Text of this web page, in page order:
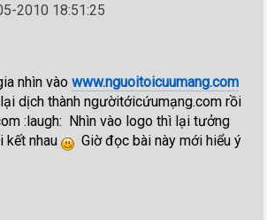
2010 18:51:25
nhìn vàowww.nguoitoicuumang.com
dịch thành ngườitớicứumạng.com rồi
:laugh: Nhìn vào logo thì lại tưởng
kết nhau
Giờ đọc bài này mới hiểu ý